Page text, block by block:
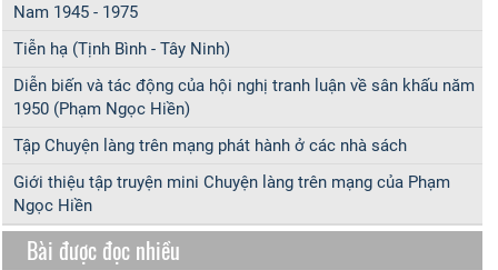
Nam 1945 - 1975
Tiễn hạ (Tịnh Bình - Tây Ninh)
Diễn biến và tác động của hội nghị tranh luận về sân khấu năm
1950 (Phạm Ngọc Hiền)
Tập Chuyện làng trên mạng phát hành ở các nhà sách
Giới thiệu tập truyện mini Chuyện làng trên mạng của Phạm
Ngọc Hiền
Bài được đọc nhiều